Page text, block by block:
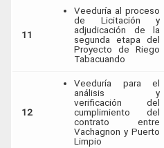
11
Veeduría al proceso
de Licitación y
adjudicación de la
segunda etapa del
Proyecto de Riego
Tabacuando
12
Veeduría para el
análisis y
verificación del
cumplimiento del
contrato entre
Vachagnon y Puerto
Limpio